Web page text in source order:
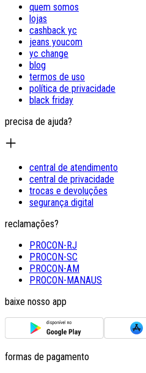
quem somos
lojas
cashback yc
jeans youcom
yc change
blog
termos de uso
política de privacidade
black friday
precisa de ajuda?
central de atendimento
central de privacidade
trocas e devoluções
segurança digital
reclamações?
PROCON-RJ
PROCON-SC
PROCON-AM
PROCON-MANAUS
baixe nosso app
formas de pagamento